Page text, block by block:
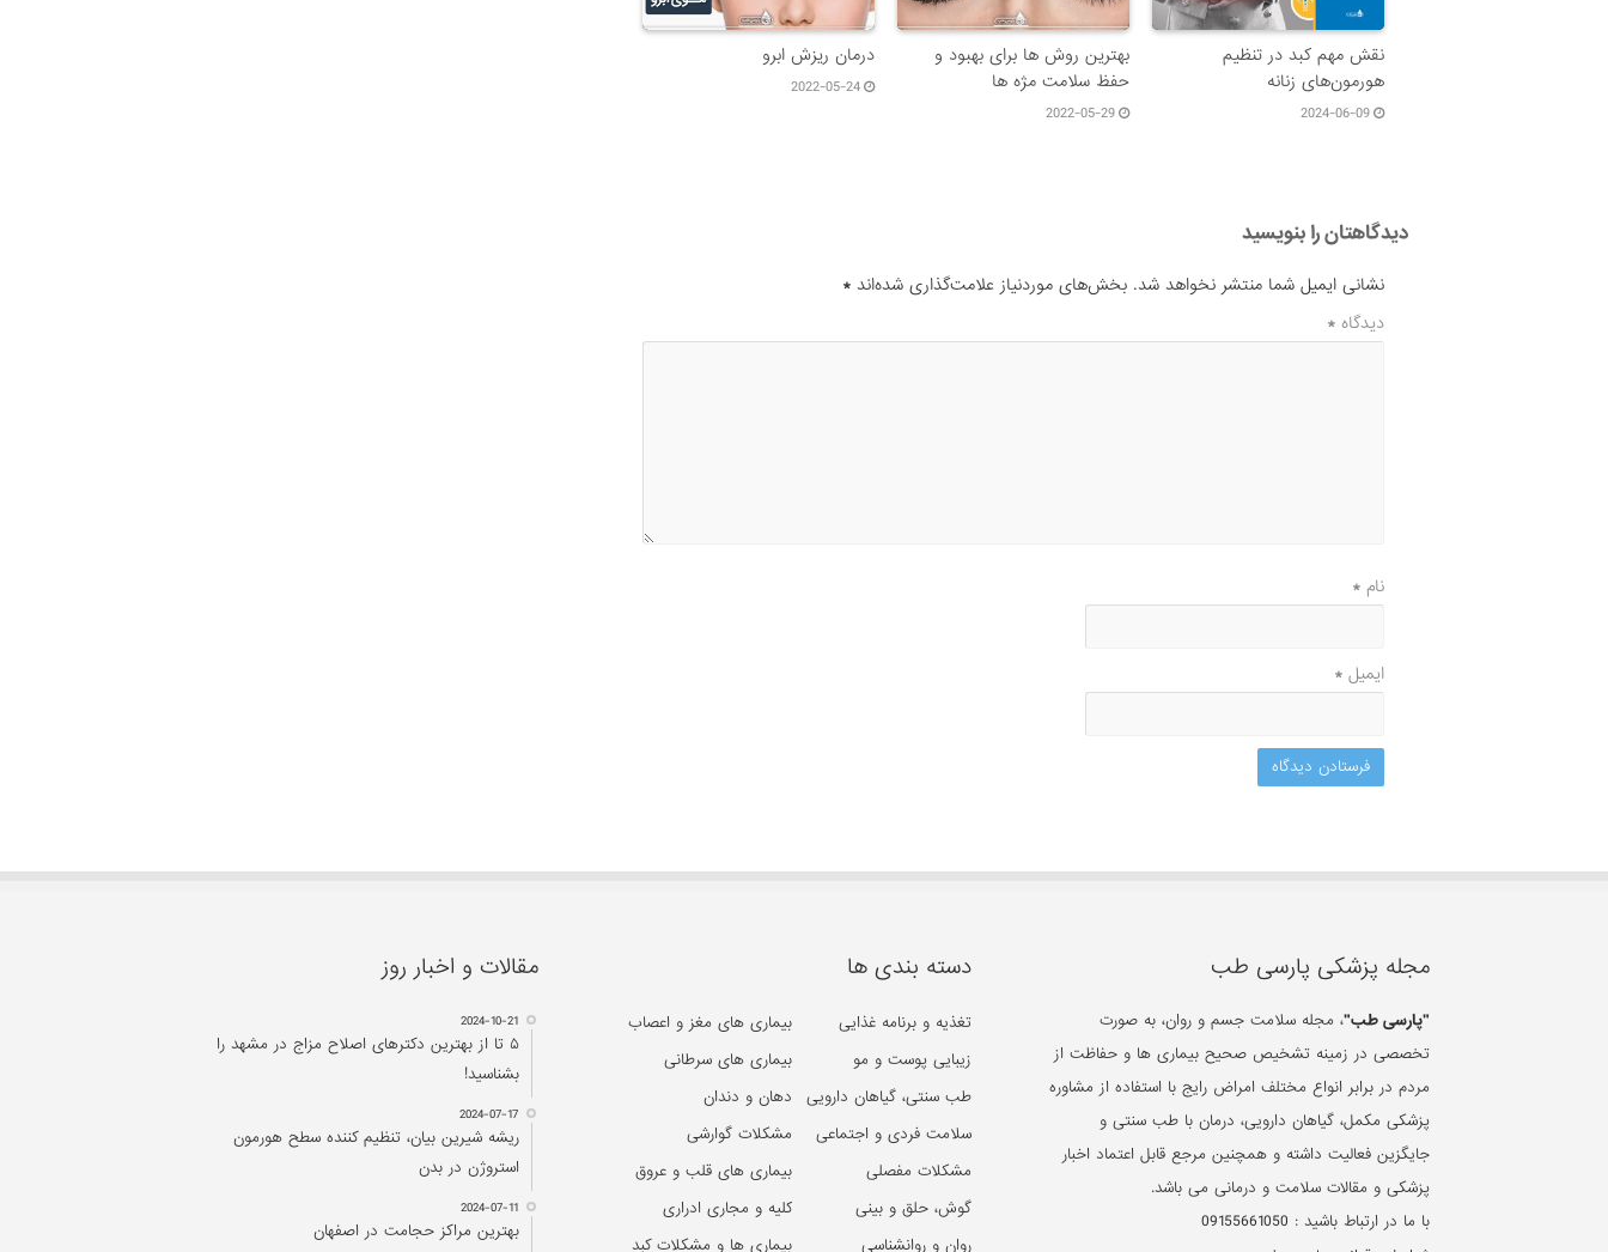
نقش مهم کبد در تنظیم
هورمون‌های زنانه
2024-06-09
بهترین روش ها برای بهبود و
حفظ سلامت مژه ها
2022-05-29
درمان ریزش ابرو
2022-05-24
دیدگاهتان را بنویسید
نشانی ایمیل شما منتشر نخواهد شد. بخش‌های موردنیاز علامت‌گذاری شده‌اند *
دیدگاه *
نام *
ایمیل *
مجله پزشکی پارسی طب
"پارسی طب"، مجله سلامت جسم و روان، به صورت
تخصصی در زمینه تشخیص صحیح بیماری ها و حفاظت از
مردم در برابر انواع مختلف امراض رایج با استفاده از مشاوره
پزشکی مکمل، گیاهان دارویی، درمان با طب سنتی و
جایگزین فعالیت داشته و همچنین مرجع قابل اعتماد اخبار
پزشکی و مقالات سلامت و درمانی می باشد.
با ما در ارتباط باشید : 09155661050
دسته بندی ها
تغذیه و برنامه غذایی
زیبایی پوست و مو
طب سنتی، گیاهان دارویی
سلامت فردی و اجتماعی
مشکلات مفصلی
گوش، حلق و بینی
روان و روانشناسی
بیماری های مغز و اعصاب
بیماری های سرطانی
دهان و دندان
مشکلات گوارشی
بیماری های قلب و عروق
کلیه و مجاری ادراری
بیماری ها و مشکلات کبد
مقالات و اخبار روز
2024-10-21
۵ تا از بهترین دکتر‌های اصلاح مزاج در مشهد را
بشناسید!
2024-07-17
ریشه شیرین بیان، تنظیم کننده سطح هورمون
استروژن در بدن
2024-07-11
بهترین مراکز حجامت در اصفهان